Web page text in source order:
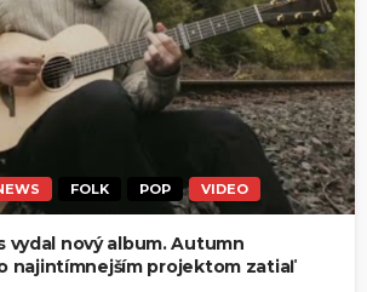
FOLK POP VIDEO
vydal nový album. Autumn
najintímnejším projektom zatiaľ